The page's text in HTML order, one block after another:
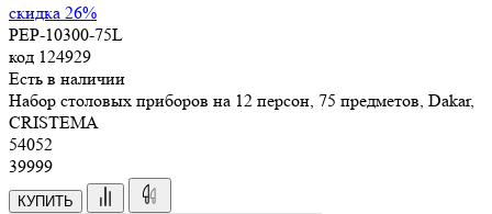
скидка 26%
PEP-10300-75L
код 124929
Есть в наличии
Набор столовых приборов на 12 персон, 75 предметов, Dakar,
CRISTEMA
54052
39999
КУПИТЬ